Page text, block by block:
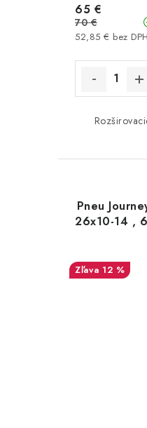
52,85 € bez DPH
65 €
70 €
Pneu
26x10-14 ,
12 %